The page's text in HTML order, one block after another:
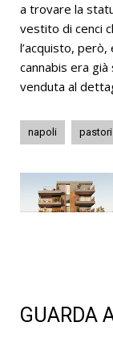
a trovare la
vestito di cenci
l’acquisto, però,
cannabis era
venduta al
napoli pastori
GUARDA